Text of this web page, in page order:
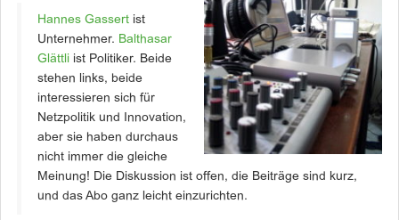
Hannes Gassert ist
Unternehmer. Balthasar
Glättli ist Politiker. Beide
stehen links, beide
interessieren sich für
Netzpolitik und Innovation,
aber sie haben durchaus
nicht immer die gleiche
Meinung! Die Diskussion ist offen, die Beiträge sind kurz,
und das Abo ganz leicht einzurichten.